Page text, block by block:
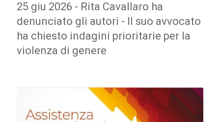
25 giu 2026 - Rita Cavallaro ha
denunciato gli autori - Il suo avvocato
ha chiesto indagini prioritarie per la
violenza di genere